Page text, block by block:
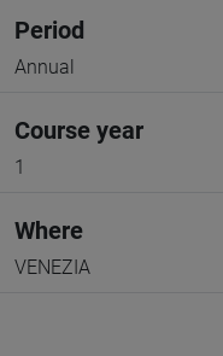
Period
Annual
Course year
1
Where
VENEZIA